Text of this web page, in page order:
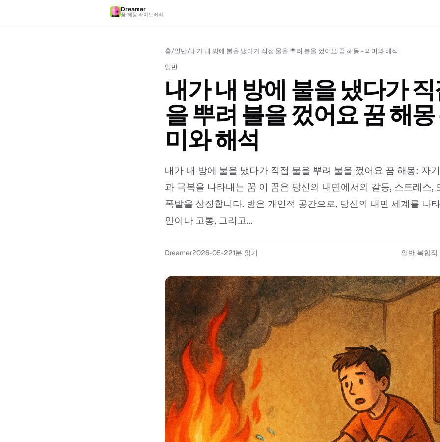
Dreamer
꿈 해몽 라이브러리
홈/일반/내가 내 방에 불을 냈다가 직접 물을 뿌려 불을 껐어요 꿈 해몽 - 의미와 해석
일반
내가 내 방에 불을 냈다가
을 뿌려 불을 껐어요 꿈 해
미와 해석
내가 내 방에 불을 냈다가 직접 물을 뿌려 불을 껐어요 꿈 해몽: 자
과 극복을 나타내는 꿈 이 꿈은 당신의 내면에서의 갈등, 스트레스,
폭발을 상징합니다. 방은 개인적 공간으로, 당신의 내면 세계를 나
안이나 고통, 그리고...
Dreamer2026-05-221분 읽기 일반 복합적